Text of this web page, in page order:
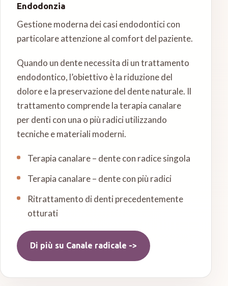
Endodonzia
Gestione moderna dei casi endodontici con
particolare attenzione al comfort del paziente.
Quando un dente necessita di un trattamento
endodontico, l’obiettivo è la riduzione del
dolore e la preservazione del dente naturale. Il
trattamento comprende la terapia canalare
per denti con una o più radici utilizzando
tecniche e materiali moderni.
Terapia canalare – dente con radice singola
Terapia canalare – dente con più radici
Ritrattamento di denti precedentemente
otturati
Di più su Canale radicale ->